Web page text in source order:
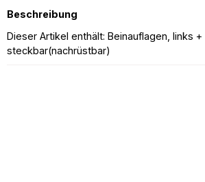
Beschreibung
Dieser Artikel enthält: Beinauflagen, links
steckbar(nachrüstbar)